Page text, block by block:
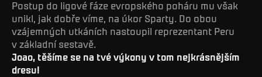
Postup do ligové fáze evropského poháru mu však
unikl, jak dobře víme, na úkor Sparty. Do obou
vzájemných utkáních nastoupil reprezentant Peru
v základní sestavě.
Joao, těšíme se na tvé výkony v tom nejkrásnějším
dresu!